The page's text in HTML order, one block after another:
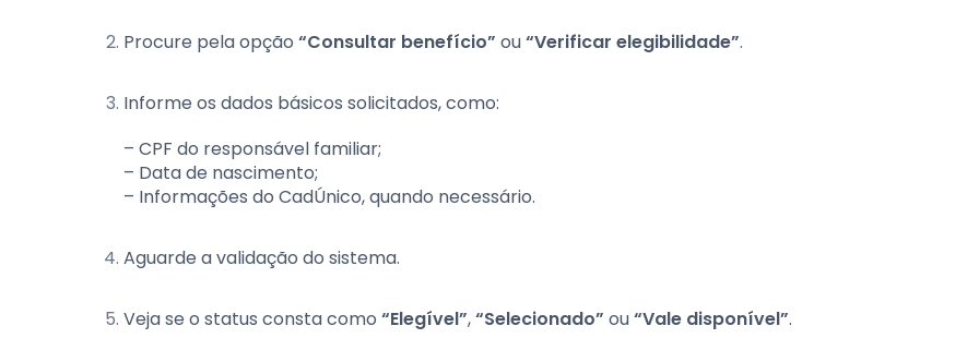
Procure pela opção “Consultar benefício” ou“Verificar elegibilidade”.
Informe os dados básicos solicitados, como:
– CPF do responsável familiar;
– Data de nascimento;
– Informações do CadÚnico, quando necessário.
Aguarde a validação do sistema.
Veja se o status consta como “Elegível”,“Selecionado” ou“Vale disponível”.